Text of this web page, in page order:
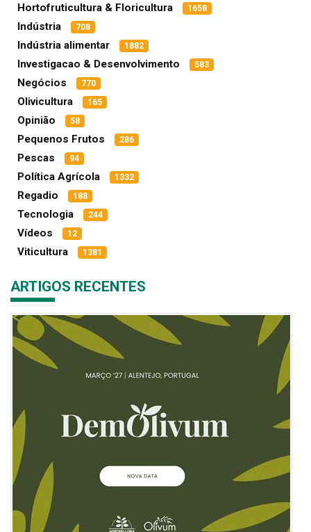
Hortofruticultura & Floricultura 1658
Indústria 708
Indústria alimentar 1882
Investigacao & Desenvolvimento 583
Negócios 770
Olivicultura 165
Opinião 58
Pequenos Frutos 286
Pescas 94
Política Agrícola 1332
Regadio 188
Tecnologia 244
Vídeos 12
Viticultura 1381
ARTIGOS RECENTES